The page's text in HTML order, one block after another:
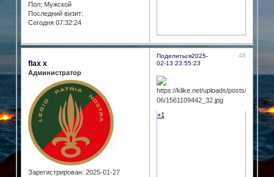
Пол: Мужской
Последний визит:
Сегодня 07:32:24
Поделиться 48
2025-
02-13 23:55:23
flax x
Администратор
Зарегистрирован: 2025-01-27
+1